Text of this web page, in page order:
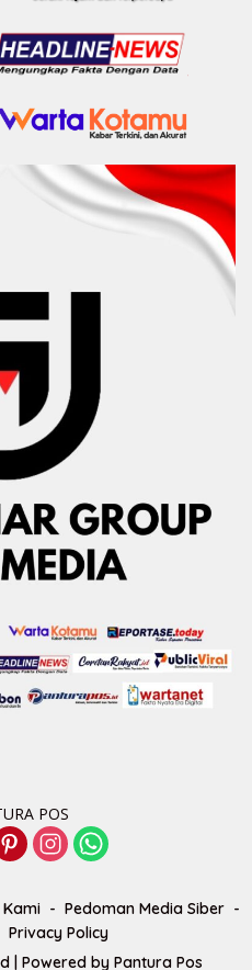
Pedoman Media Siber
Privacy Policy
| Powered by Pantura Pos